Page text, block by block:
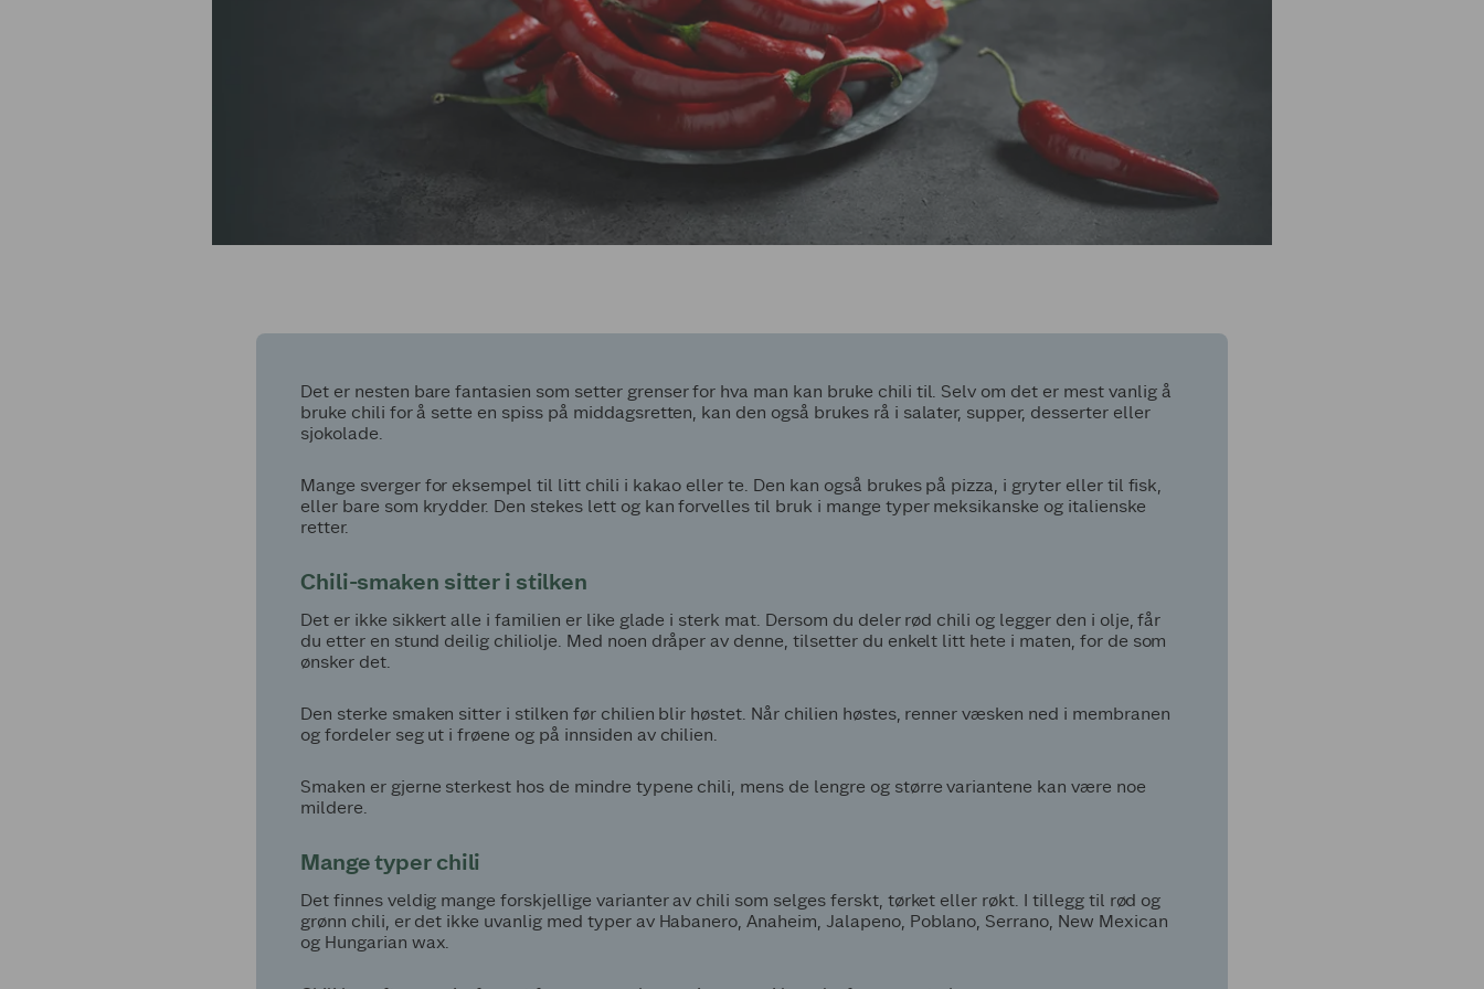
Det er nesten bare fantasien som setter grenser for hva man kan bruke chili til. Selv om det er mest vanlig å
bruke chili for å sette en spiss på middagsretten, kan den også brukes rå i salater, supper, desserter eller
sjokolade.
Mange sverger for eksempel til litt chili i kakao eller te. Den kan også brukes på pizza, i gryter eller til fisk,
eller bare som krydder. Den stekes lett og kan forvelles til bruk i mange typer meksikanske og italienske
retter.
Chili-smaken sitter i stilken
Det er ikke sikkert alle i familien er like glade i sterk mat. Dersom du deler rød chili og legger den i olje, får
du etter en stund deilig chiliolje. Med noen dråper av denne, tilsetter du enkelt litt hete i maten, for de som
ønsker det.
Den sterke smaken sitter i stilken før chilien blir høstet. Når chilien høstes, renner væsken ned i membranen
og fordeler seg ut i frøene og på innsiden av chilien.
Smaken er gjerne sterkest hos de mindre typene chili, mens de lengre og større variantene kan være noe
mildere.
Mange typer chili
Det finnes veldig mange forskjellige varianter av chili som selges ferskt, tørket eller røkt. I tillegg til rød og
grønn chili, er det ikke uvanlig med typer av Habanero, Anaheim, Jalapeno, Poblano, Serrano, New Mexican
og Hungarian wax.